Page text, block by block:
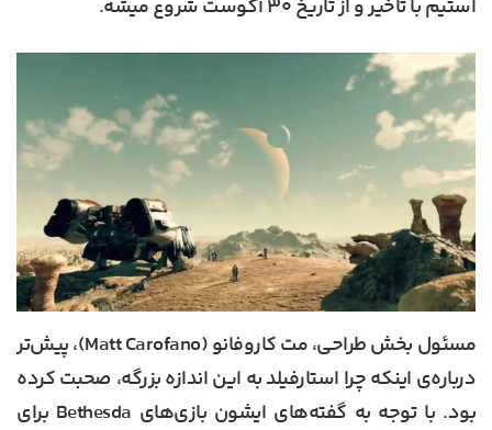
استیم با تاخیر و از تاریخ ۳۰ آگوست شروع میشه.
مسئول بخش طراحی، مت کاروفانو (Matt Carofano)، پیش‌تر
درباره‌ی اینکه چرا استارفیلد به این اندازه بزرگه، صحبت کرده
بود. با توجه به گفته‌های ایشون بازی‌های Bethesda برای